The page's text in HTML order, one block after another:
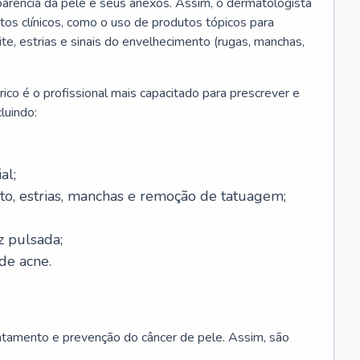
clínicos, como o uso de produtos tópicos para
estrias e sinais do envelhecimento (rugas, manchas,
é o profissional mais capacitado para prescrever e
estrias, manchas e remoção de tatuagem;
pulsada;
acne.
e prevenção do câncer de pele. Assim, são